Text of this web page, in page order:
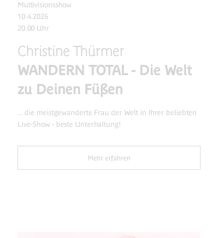
Multivisionsshow
10.4.2026
20.00 Uhr
Christine Thürmer
WANDERN TOTAL - Die Welt
zu Deinen Füßen
... die meistgewanderte Frau der Welt in Ihrer beliebten
Live-Show - beste Unterhaltung!
Mehr erfahren